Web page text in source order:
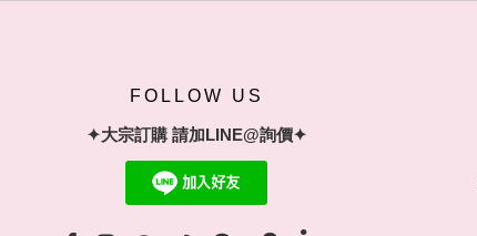
FOLLOW US
✦大宗訂購 請加LINE@詢價✦